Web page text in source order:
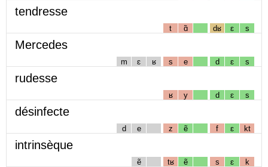
tendresse
t ɑ̃ dʁ ɛ s
Mercedes
m ɛ ʁ s e d ɛ s
rudesse
ʁ y d ɛ s
désinfecte
d e z ẽ f ɛ kt
intrinsèque
ẽ tʁ ẽ s ɛ k